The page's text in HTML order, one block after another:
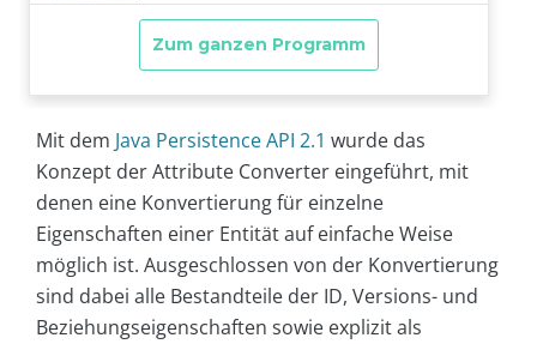
Mit dem Java Persistence API 2.1 wurde das
Konzept der Attribute Converter eingeführt, mit
denen eine Konvertierung für einzelne
Eigenschaften einer Entität auf einfache Weise
möglich ist. Ausgeschlossen von der Konvertierung
sind dabei alle Bestandteile der ID, Versions- und
Beziehungseigenschaften sowie explizit als